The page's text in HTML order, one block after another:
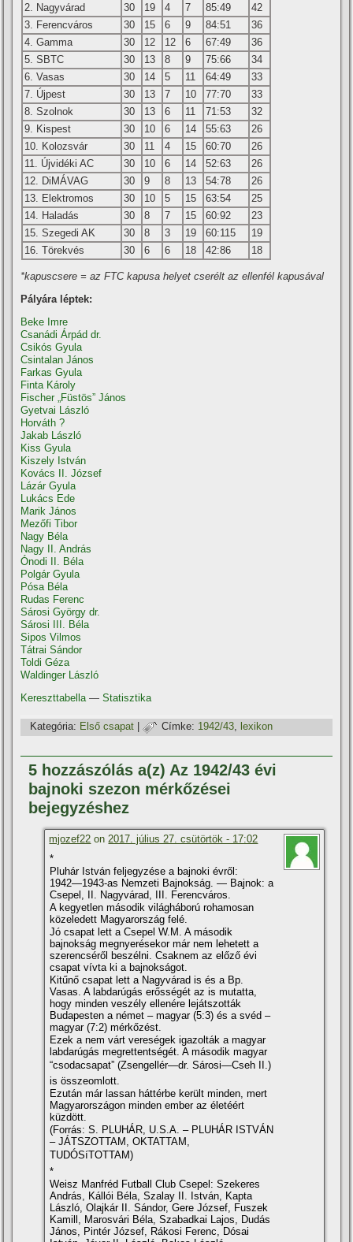
2. Nagyvárad
30 19 4 7 85:49
42
3. Ferencváros
30 15 6 9 84:51
36
4. Gamma
30 12 12 6 67:49
36
5. SBTC
30 13 8 9 75:66
34
6. Vasas
30 14 5 11 64:49
33
7. Újpest
30 13 7 10 77:70
33
8. Szolnok
30 13 6 11 71:53
32
9. Kispest
30 10 6 14 55:63
26
10. Kolozsvár
30 11 4 15 60:70
26
11. Újvidéki AC
30 10 6 14 52:63
26
12. DiMÁVAG
30 9 8 13 54:78
26
13. Elektromos
30 10 5 15 63:54
25
14. Haladás
30 8 7 15 60:92
23
15. Szegedi AK
30 8 3 19 60:115
19
16. Törekvés
30 6 6 18 42:86 18
*kapuscsere = az FTC kapusa helyet cserélt az ellenfél kapusával
Pályára léptek:
Beke Imre
Csanádi Árpád dr.
Csikós Gyula
Csintalan János
Farkas Gyula
Finta Károly
Fischer „Füstös” János
Gyetvai László
Horváth ?
Jakab László
Kiss Gyula
Kiszely István
Kovács II. József
Lázár Gyula
Lukács Ede
Marik János
Mezőfi Tibor
Nagy Béla
Nagy II. András
Ónodi II. Béla
Polgár Gyula
Pósa Béla
Rudas Ferenc
Sárosi György dr.
Sárosi III. Béla
Sipos Vilmos
Tátrai Sándor
Toldi Géza
Waldinger László
Kereszttabella —Statisztika
Kategória: Első csapat | Címke: 1942/43, lexikon
5 hozzászólás a(z) Az 1942/43 évi
bajnoki szezon mérkőzései
bejegyzéshez
mjozef22 on 2017. július 27. csütörtök - 17:02
*
Pluhár István feljegyzése a bajnoki évről:
1942—1943-as Nemzeti Bajnokság. — Bajnok: a
Csepel, II. Nagyvárad, III. Ferencváros.
A kegyetlen második világháború rohamosan
közeledett Magyarország felé.
Jó csapat lett a Csepel W.M. A második
bajnokság megnyerésekor már nem lehetett a
szerencséről beszélni. Csaknem az előző évi
csapat ví­vta ki a bajnokságot.
Kitűnő csapat lett a Nagyvárad is és a Bp.
Vasas. A labdarúgás erősségét az is mutatta,
hogy minden veszély ellenére lejátszották
Budapesten a német – magyar (5:3) és a svéd –
magyar (7:2) mérkőzést.
Ezek a nem várt vereségek igazolták a magyar
labdarúgás megrettentségét. A második magyar
“csodacsapat” (Zsengellér—dr. Sárosi—Cseh II.)
is összeomlott.
Ezután már lassan háttérbe került minden, mert
Magyarországon minden ember az életéért
küzdött.
(Forrás: S. PLUHÁR, U.S.A. – PLUHÁR ISTVÁN
– JÁTSZOTTAM, OKTATTAM,
TUDÓSíTOTTAM)
*
Weisz Manfréd Futball Club Csepel: Szekeres
András, Kállói Béla, Szalay II. István, Kapta
László, Olajkár II. Sándor, Gere József, Fuszek
Kamill, Marosvári Béla, Szabadkai Lajos, Dudás
János, Pintér József, Rákosi Ferenc, Dósai